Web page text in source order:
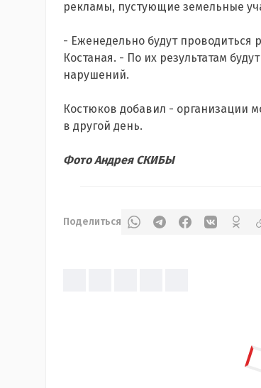
рекламы, пустующие земельные
- Еженедельно будут проводиться
Костаная. - По их результатам
нарушений.
Костюков добавил - организации
в другой день.
Фото Андрея СКИБЫ
Поделиться